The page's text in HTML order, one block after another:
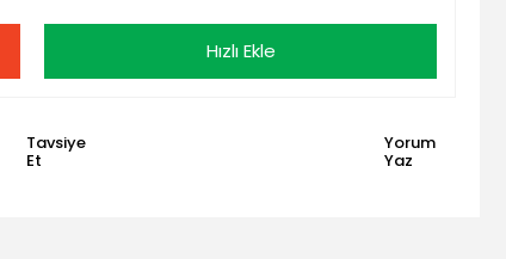
Hızlı Ekle
Tavsiye
Et
Yorum
Yaz